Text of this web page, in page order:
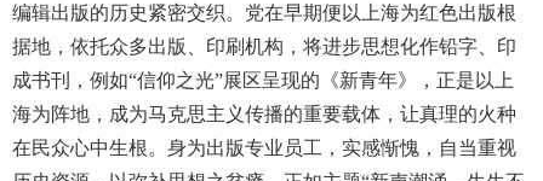
编辑出版的历史紧密交织。党在早期便以上海为红色出版根
据地，依托众多出版、印刷机构，将进步思想化作铅字、印
成书刊，例如“信仰之光”展区呈现的《新青年》，正是以上
海为阵地，成为马克思主义传播的重要载体，让真理的火种
在民众心中生根。身为出版专业员工，实感惭愧，自当重视